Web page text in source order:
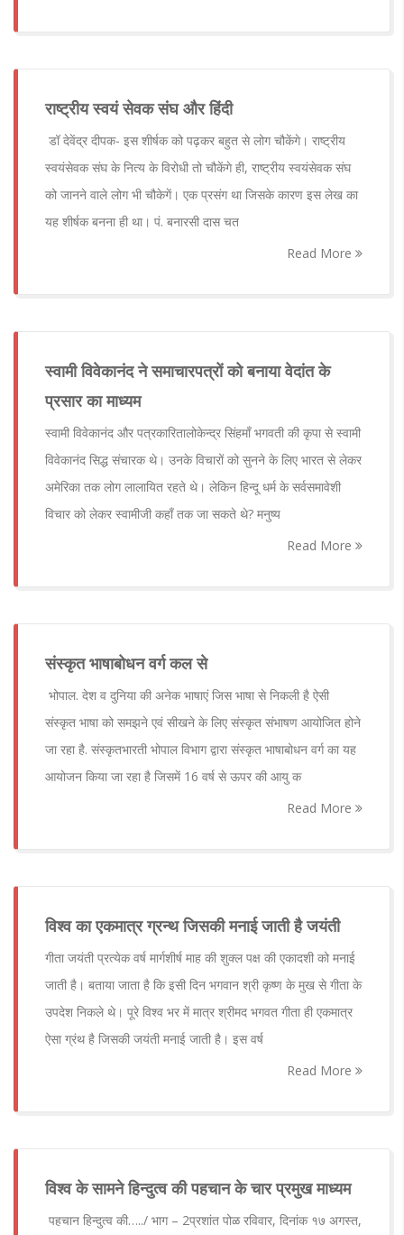
राष्ट्रीय स्वयं सेवक संघ और हिंदी
डॉ देवेंद्र दीपक- इस शीर्षक को पढ़कर बहुत से लोग चौकेंगे। राष्ट्रीय
स्वयंसेवक संघ के नित्य के विरोधी तो चौकेंगे ही, राष्ट्रीय स्वयंसेवक संघ
को जानने वाले लोग भी चौकेगें। एक प्रसंग था जिसके कारण इस लेख का
यह शीर्षक बनना ही था। पं. बनारसी दास चत
Read More
स्वामी विवेकानंद ने समाचारपत्रों को बनाया वेदांत के
प्रसार का माध्यम
स्वामी विवेकानंद और पत्रकारितालोकेन्द्र सिंहमाँ भगवती की कृपा से स्वामी
विवेकानंद सिद्ध संचारक थे। उनके विचारों को सुनने के लिए भारत से लेकर
अमेरिका तक लोग लालायित रहते थे। लेकिन हिन्दू धर्म के सर्वसमावेशी
विचार को लेकर स्वामीजी कहाँ तक जा सकते थे? मनुष्य
Read More
संस्कृत भाषाबोधन वर्ग कल से
भोपाल. देश व दुनिया की अनेक भाषाएं जिस भाषा से निकली है ऐसी
संस्कृत भाषा को समझने एवं सीखने के लिए संस्कृत संभाषण आयोजित होने
जा रहा है. संस्कृतभारती भोपाल विभाग द्वारा संस्कृत भाषाबोधन वर्ग का यह
आयोजन किया जा रहा है जिसमें 16 वर्ष से ऊपर की आयु क
Read More
विश्व का एकमात्र ग्रन्थ जिसकी मनाई जाती है जयंती
गीता जयंती प्रत्येक वर्ष मार्गशीर्ष माह की शुक्ल पक्ष की एकादशी को मनाई
जाती है। बताया जाता है कि इसी दिन भगवान श्री कृष्ण के मुख से गीता के
उपदेश निकले थे। पूरे विश्व भर में मात्र श्रीमद भगवत गीता ही एकमात्र
ऐसा ग्रंथ है जिसकी जयंती मनाई जाती है। इस वर्ष
Read More
विश्व के सामने हिन्दुत्व की पहचान के चार प्रमुख माध्यम
पहचान हिन्दुत्व की…../ भाग – 2प्रशांत पोळ रविवार, दिनांक १७ अगस्त,